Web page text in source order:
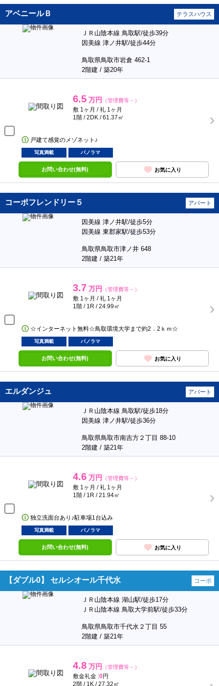
アベニールＢ テラスハウス
ＪＲ山陰本線 鳥取駅/徒歩39分
因美線 津ノ井駅/徒歩44分
鳥取県鳥取市岩倉 462-1
2階建 / 築20年
6.5 万円 （管理費等－）
敷 1ヶ月 / 礼 1ヶ月
1階 / 2DK / 61.37㎡
戸建て感覚のメゾネット♪
写真満載 パノラマ
お問い合わせ(無料) お気に入り
コーポフレンドリー５ アパート
因美線 津ノ井駅/徒歩5分
因美線 東郡家駅/徒歩53分
鳥取県鳥取市津ノ井 648
2階建 / 築21年
3.7 万円 （管理費等－）
敷 1ヶ月 / 礼 1ヶ月
1階 / 1R / 24.99㎡
☆インターネット無料☆鳥取環境大学まで約2．2ｋｍ☆
写真満載 パノラマ
お問い合わせ(無料) お気に入り
エルダンジュ アパート
ＪＲ山陰本線 鳥取駅/徒歩18分
因美線 津ノ井駅/徒歩36分
鳥取県鳥取市南吉方２丁目 88-10
2階建 / 築21年
4.6 万円 （管理費等－）
敷 1ヶ月 / 礼 1ヶ月
1階 / 1R / 21.94㎡
独立洗面台あり♪駐車場1台込み
写真満載 パノラマ
お問い合わせ(無料) お気に入り
【ダブル0】 セルシオール千代水 コーポ
ＪＲ山陰本線 湖山駅/徒歩17分
ＪＲ山陰本線 鳥取大学前駅/徒歩33分
鳥取県鳥取市千代水２丁目 55
2階建 / 築21年
4.8 万円 （管理費等－）
敷金礼金 :0円
2階 / 1K / 27.32㎡